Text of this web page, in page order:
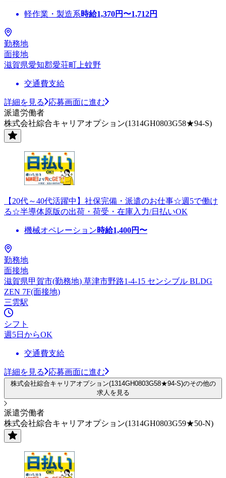
軽作業・製造系時給1,370円〜1,712円
勤務地
面接地
滋賀県愛知郡愛荘町上蚊野
交通費支給
詳細を見る
応募画面に進む
派遣労働者
株式会社綜合キャリアオプション(1314GH0803G58★94-S)
【20代～40代活躍中】社保完備・派遣のお仕事☆週5で働け
る☆半導体原版の出荷・荷受・在庫入力/日払いOK
機械オペレーション時給1,400円〜
勤務地
面接地
滋賀県甲賀市(勤務地) 草津市野路1-4-15 センシブル BLDG
ZEN 7F(面接地)
三雲駅
シフト
週5日からOK
交通費支給
詳細を見る 応募画面に進む
株式会社綜合キャリアオプション(1314GH0803G58★94-S)のその他の
求人を見る
派遣労働者
株式会社綜合キャリアオプション(1314GH0803G59★50-N)